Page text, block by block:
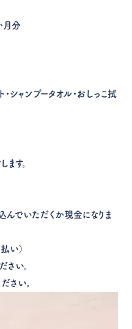
月分
シャンプータオル・おしっこ拭
す。
んでいただくか現金になりま
い）
い。
い。